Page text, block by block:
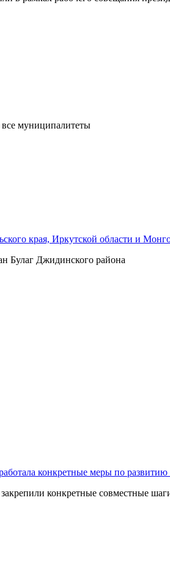
все муниципалитеты
края, Иркутской области и
Булаг Джидинского района
конкретные меры по
конкретные совместные